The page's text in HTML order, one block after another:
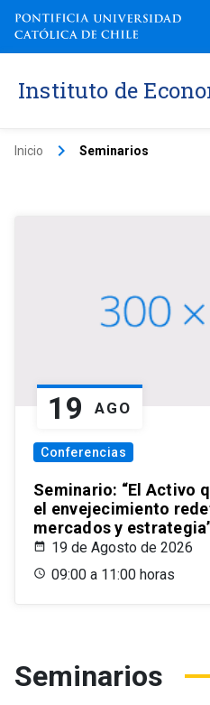
Instituto de
Inicio keyboard_arrow_right Seminarios
19 AGO
Conferencias
Seminario: “El Activo
el envejecimiento
mercados y
19 de Agosto de 2026
09:00 a 11:00 horas
Seminarios